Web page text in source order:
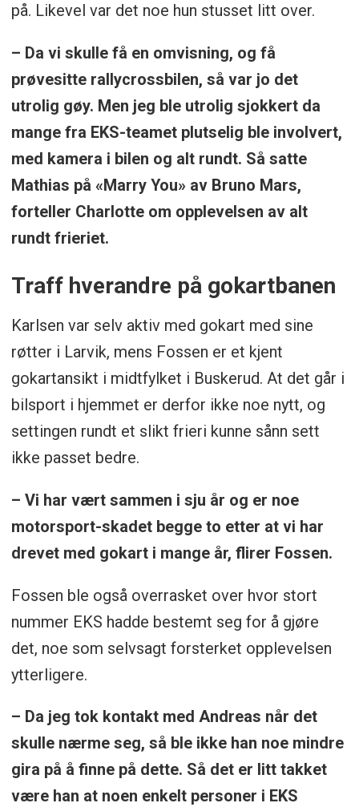
på. Likevel var det noe hun stusset litt over.
– Da vi skulle få en omvisning, og få
prøvesitte rallycrossbilen, så var jo det
utrolig gøy. Men jeg ble utrolig sjokkert da
mange fra EKS-teamet plutselig ble involvert,
med kamera i bilen og alt rundt. Så satte
Mathias på «Marry You» av Bruno Mars,
forteller Charlotte om opplevelsen av alt
rundt frieriet.
Traff hverandre på gokartbanen
Karlsen var selv aktiv med gokart med sine
røtter i Larvik, mens Fossen er et kjent
gokartansikt i midtfylket i Buskerud. At det går i
bilsport i hjemmet er derfor ikke noe nytt, og
settingen rundt et slikt frieri kunne sånn sett
ikke passet bedre.
– Vi har vært sammen i sju år og er noe
motorsport-skadet begge to etter at vi har
drevet med gokart i mange år, flirer Fossen.
Fossen ble også overrasket over hvor stort
nummer EKS hadde bestemt seg for å gjøre
det, noe som selvsagt forsterket opplevelsen
ytterligere.
– Da jeg tok kontakt med Andreas når det
skulle nærme seg, så ble ikke han noe mindre
gira på å finne på dette. Så det er litt takket
være han at noen enkelt personer i EKS